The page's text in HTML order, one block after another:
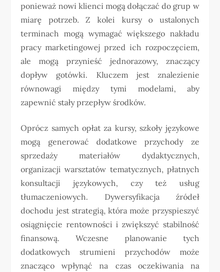
ponieważ nowi klienci mogą dołączać do grup w
miarę potrzeb. Z kolei kursy o ustalonych
terminach mogą wymagać większego nakładu
pracy marketingowej przed ich rozpoczęciem,
ale mogą przynieść jednorazowy, znaczący
dopływ gotówki. Kluczem jest znalezienie
równowagi między tymi modelami, aby
zapewnić stały przepływ środków.
Oprócz samych opłat za kursy, szkoły językowe
mogą generować dodatkowe przychody ze
sprzedaży materiałów dydaktycznych,
organizacji warsztatów tematycznych, płatnych
konsultacji językowych, czy też usług
tłumaczeniowych. Dywersyfikacja źródeł
dochodu jest strategią, która może przyspieszyć
osiągnięcie rentowności i zwiększyć stabilność
finansową. Wczesne planowanie tych
dodatkowych strumieni przychodów może
znacząco wpłynąć na czas oczekiwania na